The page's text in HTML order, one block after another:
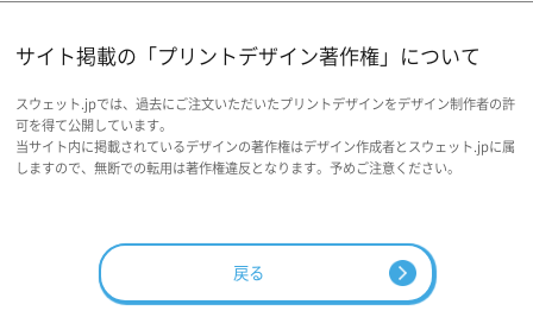
サイト掲載の「プリントデザイン著作権」について
スウェット.jpでは、過去にご注文いただいたプリントデザインをデザイン制作者の許
可を得て公開しています。
当サイト内に掲載されているデザインの著作権はデザイン作成者とスウェット.jpに属
しますので、無断での転用は著作権違反となります。予めご注意ください。
戻る